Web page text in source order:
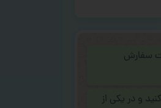
سفارش
و در یکی از